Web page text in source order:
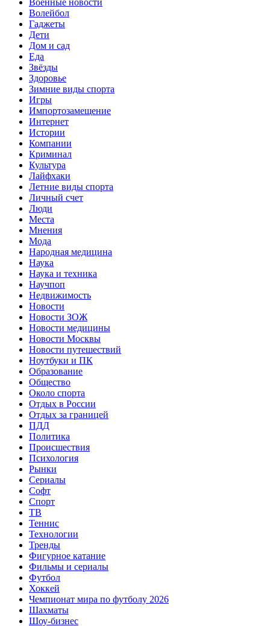
Волейбол
Гаджеты
Дети
Дом и сад
Еда
Звёзды
Здоровье
Зимние виды спорта
Игры
Импортозамещение
Интернет
Истории
Компании
Криминал
Культура
Лайфхаки
Летние виды спорта
Личный счет
Люди
Места
Мнения
Мода
Народная медицина
Наука
Наука и техника
Научпоп
Недвижимость
Новости
Новости ЗОЖ
Новости медицины
Новости Москвы
Новости путешествий
Ноутбуки и ПК
Образование
Общество
Около спорта
Отдых в России
Отдых за границей
ПДД
Политика
Происшествия
Психология
Рынки
Сериалы
Софт
Спорт
ТВ
Теннис
Технологии
Тренды
Фигурное катание
Фильмы и сериалы
Футбол
Хоккей
Чемпионат мира по футболу 2026
Шахматы
Шоу-бизнес